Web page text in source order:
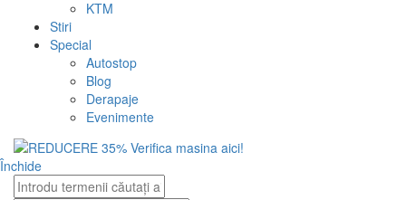
KTM
Stiri
Special
Autostop
Blog
Derapaje
Evenimente
Închide